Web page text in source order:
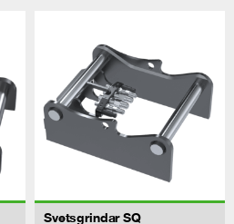
Svetsgrindar SQ